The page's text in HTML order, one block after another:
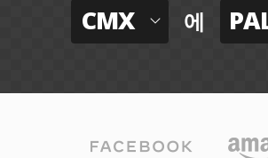
CMX 에